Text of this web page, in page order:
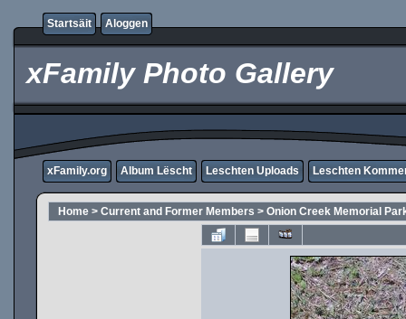
Startsäit Aloggen
xFamily Photo Gallery
xFamily.org Album Lëscht Leschten Uploads Leschten
Home > Current and Former Members > Onion Creek Memorial